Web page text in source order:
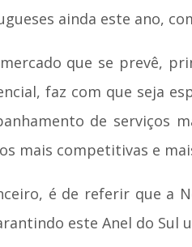
ainda este ano,
que se prevê,
faz com que seja
de serviços
mais competitivas e
é de referir que a
este Anel do Sul